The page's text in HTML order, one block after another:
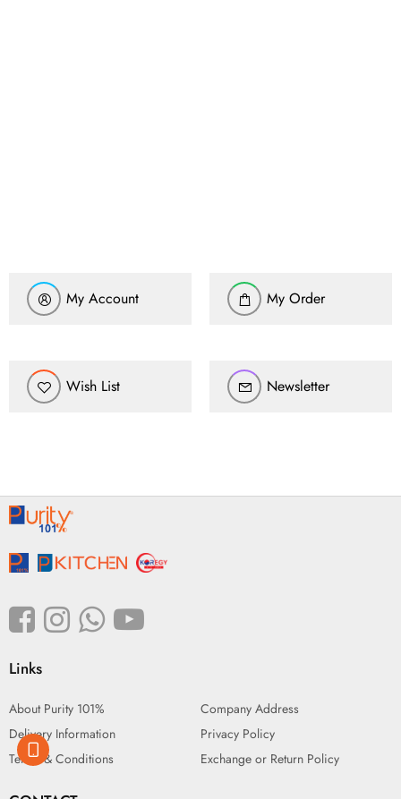
My Account My Order
Wish List Newsletter
Links
About Purity 101%
Company Address
Delivery Information
Privacy Policy
Terms & Conditions
Exchange or Return Policy